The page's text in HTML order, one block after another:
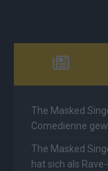
The Masked
Comedienne
The Masked
hat sich als